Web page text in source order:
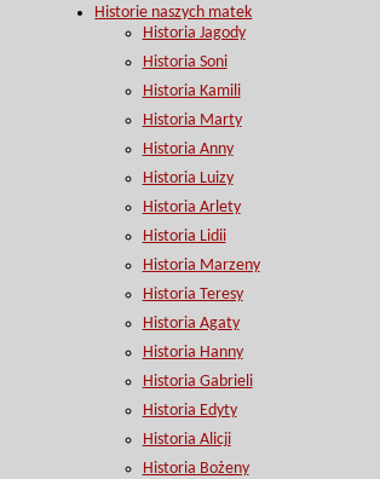
Historie naszych matek
Historia Jagody
Historia Soni
Historia Kamili
Historia Marty
Historia Anny
Historia Luizy
Historia Arlety
Historia Lidii
Historia Marzeny
Historia Teresy
Historia Agaty
Historia Hanny
Historia Gabrieli
Historia Edyty
Historia Alicji
Historia Bożeny